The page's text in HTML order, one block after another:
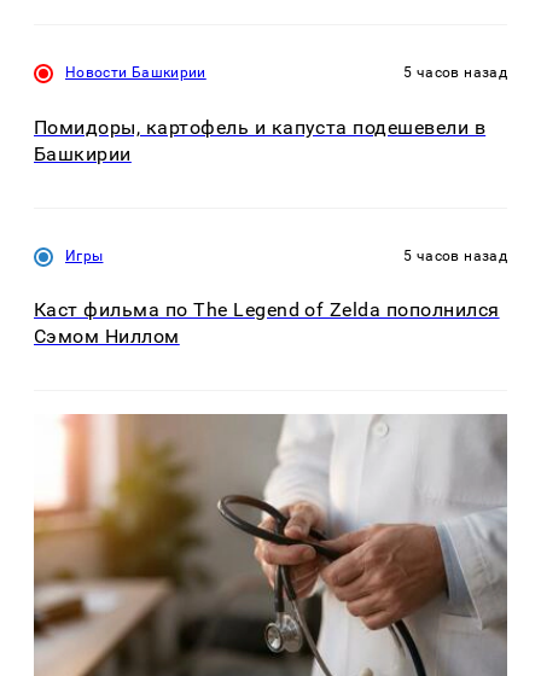
Новости Башкирии 5 часов назад
Помидоры, картофель и капуста подешевели в
Башкирии
Игры 5 часов назад
Каст фильма по The Legend of Zelda пополнился
Сэмом Ниллом